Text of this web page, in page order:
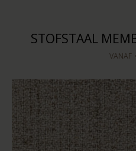
STOFSTAAL
VANAF